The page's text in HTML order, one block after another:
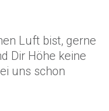
Luft bist, gerne
Dir Höhe keine
uns schon